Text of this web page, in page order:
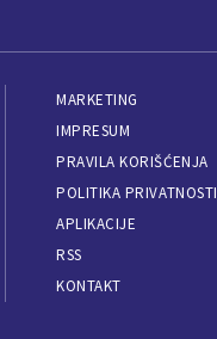
MARKETING
IMPRESUM
PRAVILA KORIŠĆENJA
POLITIKA PRIVATNOSTI
APLIKACIJE
RSS
KONTAKT